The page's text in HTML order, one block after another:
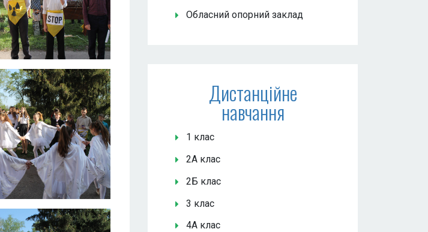
Обласний опорний заклад
Дистанційне
навчання
1 клас
2А клас
2Б клас
3 клас
4А клас